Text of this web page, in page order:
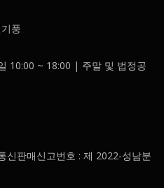
풍
10:00 ~ 18:00 | 주말 및 법정공
판매신고번호 : 제 2022-성남분